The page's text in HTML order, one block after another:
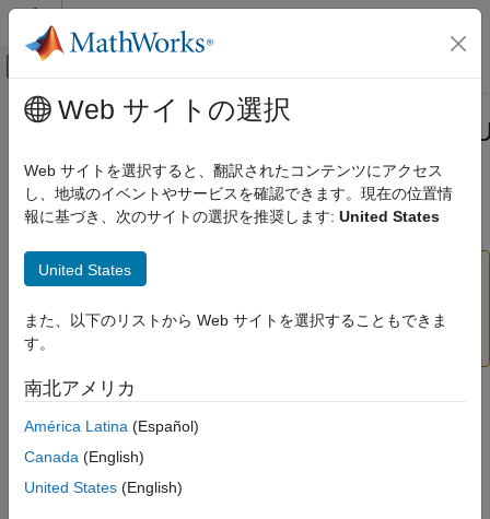
コンテンツへスキップ
オフキャンバス ナビゲーション メ
ドキュメンテーションのホーム
データのインポートと解析
データのインポートとエクスポート
ハードウェア ボードとキット
BeagleBone Black
インストールと設定
MATLAB
環境と設定
アドオン
matlabshared.supportpkg.checkForUpdate
項目一覧
メインコンテンツ
(非推奨) 更新可能なサポート パッケージのリスト
checkForUpdate
MATLAB
®の[ホーム]タブに移動し、[環境]セクション
構文
info = matlabshared.supportpkg.checkForUpdate
説明
Web サイトの選択
Web サイトを選択すると、翻訳されたコンテンツにアクセス
し、地域のイベントやサービスを確認できます。現在の位置情
報に基づき、次のサイトの選択を推奨します: United States
United States
また、以下のリストから Web サイトを選択することもできま
す。
南北アメリカ
América Latina (Español)
Canada (English)
United States (English)